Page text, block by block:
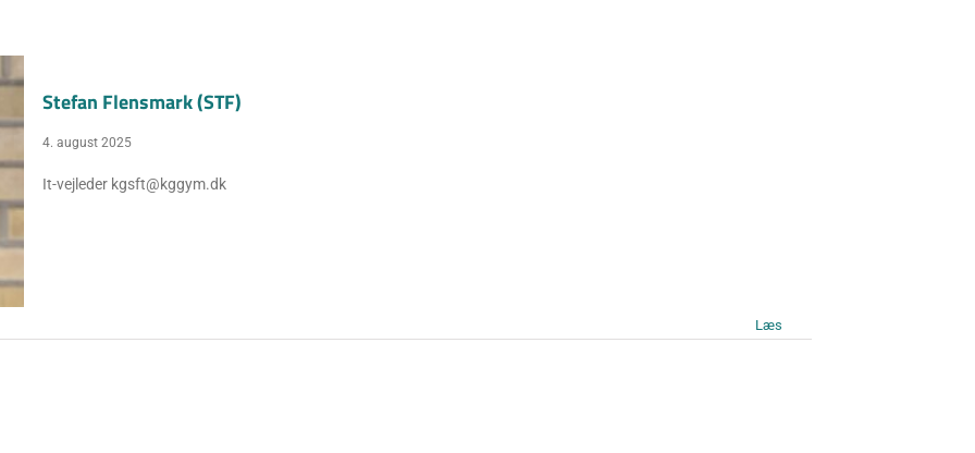
Stefan Flensmark (STF)
4. august 2025
It-vejleder kgsft@kggym.dk
Læs mere